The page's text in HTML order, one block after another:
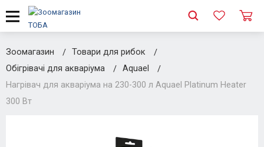
Зоомагазин
Товари для рибок
Обігрівачі для акваріума
Aquael
Нагрівач для акваріума на 230-300 л Aquael Platinum Heater
300 Вт